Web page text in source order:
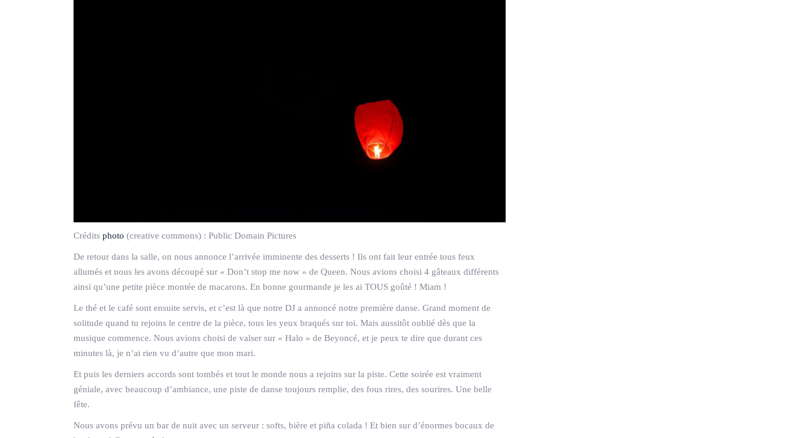
Crédits photo (creative commons) : Public Domain Pictures
De retour dans la salle, on nous annonce l’arrivée imminente des desserts ! Ils ont fait leur entrée tous feux
allumés et nous les avons découpé sur « Don’t stop me now » de Queen. Nous avions choisi 4 gâteaux différents
ainsi qu’une petite pièce montée de macarons. En bonne gourmande je les ai TOUS goûté ! Miam !
Le thé et le café sont ensuite servis, et c’est là que notre DJ a annoncé notre première danse. Grand moment de
solitude quand tu rejoins le centre de la pièce, tous les yeux braqués sur toi. Mais aussitôt oublié dès que la
musique commence. Nous avions choisi de valser sur « Halo » de Beyoncé, et je peux te dire que durant ces
minutes là, je n’ai rien vu d’autre que mon mari.
Et puis les derniers accords sont tombés et tout le monde nous a rejoins sur la piste. Cette soirée est vraiment
géniale, avec beaucoup d’ambiance, une piste de danse toujours remplie, des fous rires, des sourires. Une belle
fête.
Nous avons prévu un bar de nuit avec un serveur : softs, bière et piña colada ! Et bien sur d’énormes bocaux de